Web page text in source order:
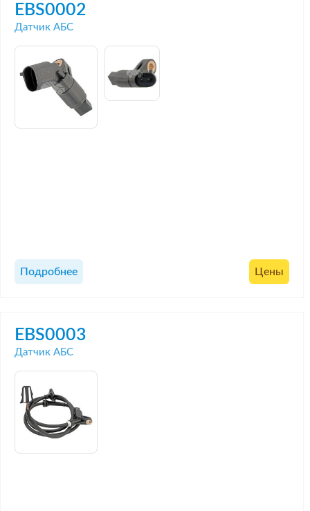
EBS0002
Датчик АБС
Подробнее Цены
EBS0003
Датчик АБС